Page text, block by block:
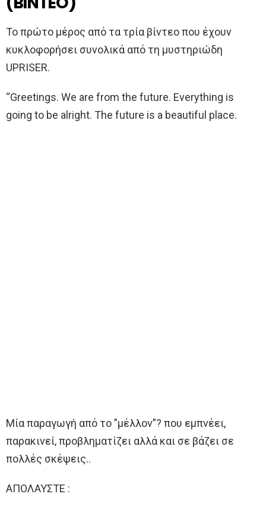
Το πρώτο μέρος από τα τρία βίντεο που έχουν
κυκλοφορήσει συνολικά από τη μυστηριώδη
UPRISER.
“Greetings. We are from the future. Everything is
going to be alright. The future is a beautiful place.
Μία παραγωγή από το ”μέλλον”? που εμπνέει,
παρακινεί, προβληματίζει αλλά και σε βάζει σε
πολλές σκέψεις..
ΑΠΟΛΑΥΣΤΕ :